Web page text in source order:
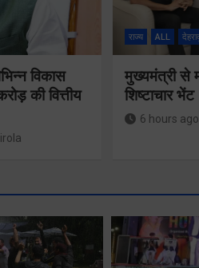
विकास
की वित्तीय
राज्य ALL
मुख्यमंत्री से
शिष्टाचार भेंट
6 hours ago